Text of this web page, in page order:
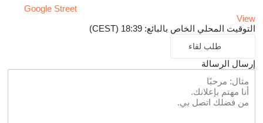
Google Street
View
التوقيت المحلي الخاص بالبائع: 18:39 (CEST)
طلب لقاء
إرسال الرسالة